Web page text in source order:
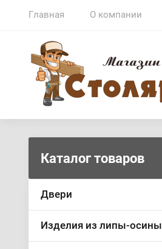
Главная О компании
Каталог товаров
Двери
Изделия из липы-осины